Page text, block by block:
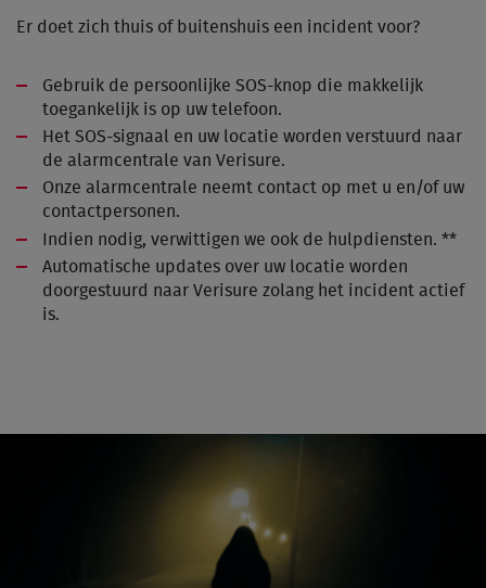
Er doet zich thuis of buitenshuis een incident voor?
Gebruik de persoonlijke SOS-knop die makkelijk
toegankelijk is op uw telefoon.
Het SOS-signaal en uw locatie worden verstuurd naar
de alarmcentrale van Verisure.
Onze alarmcentrale neemt contact op met u en/of uw
contactpersonen.
Indien nodig, verwittigen we ook de hulpdiensten. **
Automatische updates over uw locatie worden
doorgestuurd naar Verisure zolang het incident actief
is.